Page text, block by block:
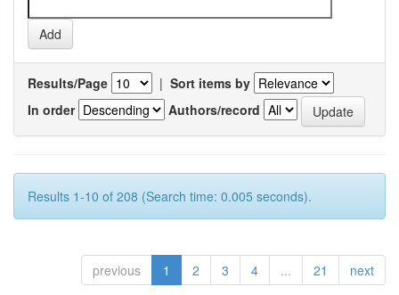
Results/Page | Sort items by
In order
Authors/record
Results 1-10 of 208 (Search time: 0.005 seconds).
previous 1 2 3 4 ... 21 next